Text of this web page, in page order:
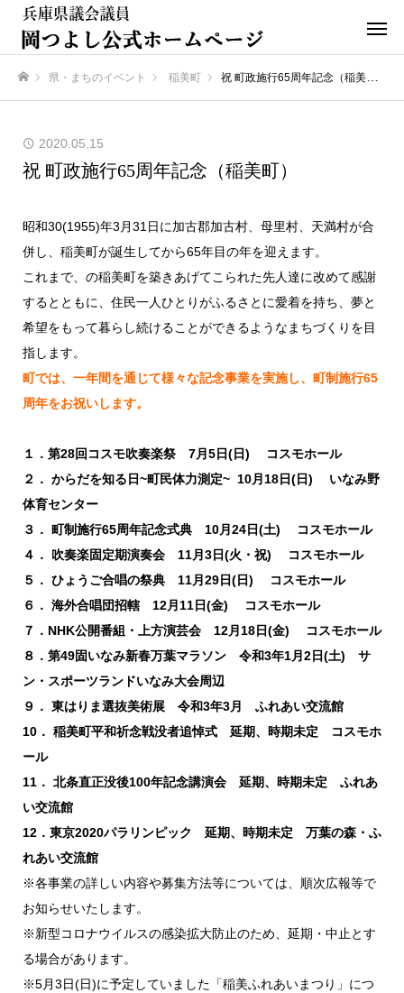
県・まちのイベント 稲美町 祝 町政施行65周年記念（稲美町）
2020.05.15
祝 町政施行65周年記念（稲美町）
昭和30(1955)年3月31日に加古郡加古村、母里村、天満村が合
併し、稲美町が誕生してから65年目の年を迎えます。
これまで、の稲美町を築きあげてこられた先人達に改めて感謝
するとともに、住民一人ひとりがふるさとに愛着を持ち、夢と
希望をもって暮らし続けることができるようなまちづくりを目
指します。
町では、一年間を通じて様々な記念事業を実施し、町制施行65
周年をお祝いします。
１．第28回コスモ吹奏楽祭 7月5日(日) コスモホール
２． からだを知る日~町民体力測定~ 10月18日(日) いなみ野
体育センター
３． 町制施行65周年記念式典 10月24日(土) コスモホール
４． 吹奏楽固定期演奏会 11月3日(火・祝) コスモホール
５． ひょうご合唱の祭典 11月29日(日) コスモホール
６． 海外合唱団招轄 12月11日(金) コスモホール
７．NHK公開番組・上方演芸会 12月18日(金) コスモホール
８．第49固いなみ新春万葉マラソン 令和3年1月2日(土) サ
ン・スポーツランドいなみ大会周辺
９． 東はりま選抜美術展 令和3年3月 ふれあい交流館
10． 稲美町平和祈念戦没者追悼式 延期、時期未定 コスモホ
ール
11． 北条直正没後100年記念講演会 延期、時期未定 ふれあ
い交流館
12．東京2020パラリンピック 延期、時期未定 万葉の森・ふ
れあい交流館
※各事業の詳しい内容や募集方法等については、順次広報等で
お知らせいたします。
※新型コロナウイルスの感染拡大防止のため、延期・中止とす
る場合があります。
※5月3日(日)に予定していました「稲美ふれあいまつり」につ